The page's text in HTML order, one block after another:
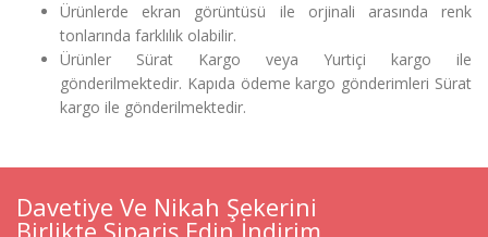
Ürünlerde ekran görüntüsü ile orjinali arasında renk
tonlarında farklılık olabilir.
Ürünler Sürat Kargo veya Yurtiçi kargo ile
gönderilmektedir. Kapıda ödeme kargo gönderimleri Sürat
kargo ile gönderilmektedir.
Davetiye Ve Nikah Şekerini